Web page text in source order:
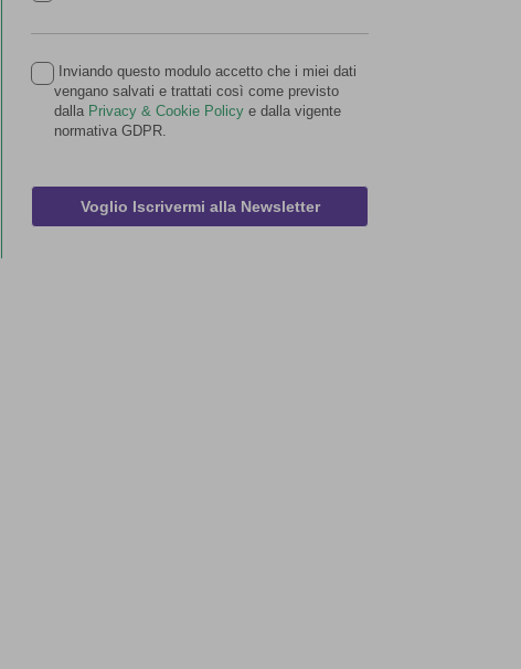
Inviando questo modulo accetto che i miei dati
vengano salvati e trattati così come previsto
dalla Privacy & Cookie Policy e dalla vigente
normativa GDPR.
Voglio Iscrivermi alla Newsletter